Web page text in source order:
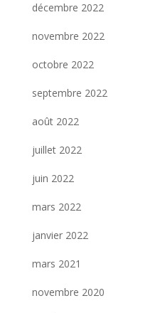
décembre 2022
novembre 2022
octobre 2022
septembre 2022
août 2022
juillet 2022
juin 2022
mars 2022
janvier 2022
mars 2021
novembre 2020